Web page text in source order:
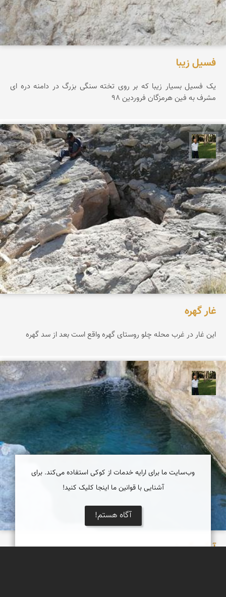
فسیل زیبا
یک فسیل بسیار زیبا که بر روی تخته سنگی بزرگ در دامنه دره ای
مشرف به فین هرمزگان فروردین 98
عبدل شعبانی
غار گهره
این غار در غرب محله چلو روستای گهره واقع است بعد از سد گهره
عبدل شعبانی
آبگرم گرمش
وب‌سایت ما برای ارایه خدمات از کوکی استفاده می‌کند. برای
آشنایی با قوانین ما اینجا کلیک کنید!
آگاه هستم!